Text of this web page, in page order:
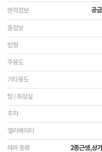
공급
2종근생,상